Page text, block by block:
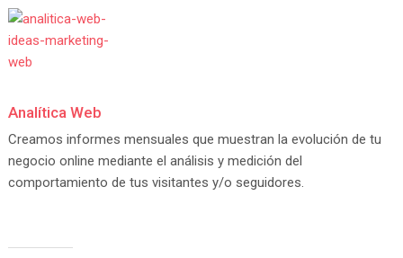
Analítica Web
Creamos informes mensuales que muestran la evolución de tu
negocio online mediante el análisis y medición del
comportamiento de tus visitantes y/o seguidores.